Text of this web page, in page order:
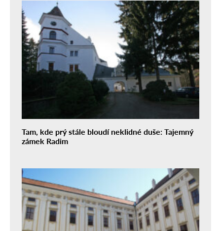
Tam, kde prý stále bloudí neklidné duše: Tajemný
zámek Radim